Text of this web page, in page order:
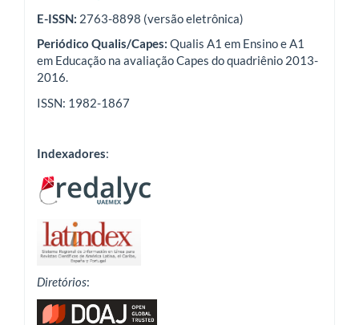
E-ISSN: 2763-8898 (versão eletrônica)
Periódico Qualis/Capes: Qualis A1 em Ensino e A1
em Educação na avaliação Capes do quadriênio 2013-
2016.
ISSN: 1982-1867
Indexadores:
Diretórios: